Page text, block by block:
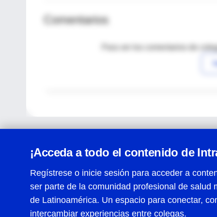
Comentarios
Para ver los comentarios de
¡Acceda a todo el contenido de
Regístrese o inicie sesión para acceder a
ser parte de la comunidad profesional de salud
de Latinoamérica. Un espacio para conectar,
intercambiar experiencias entre colegas.
Centro de Ayuda
Términos y condiciones| Políticas de privacidad